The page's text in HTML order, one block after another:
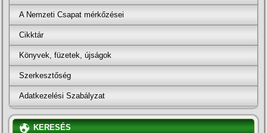
A Nemzeti Csapat mérkőzései
Cikktár
Könyvek, füzetek, újságok
Szerkesztőség
Adatkezelési Szabályzat
KERESÉS